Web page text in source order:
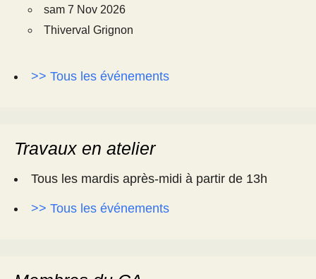
sam 7 Nov 2026
Thiverval Grignon
>> Tous les événements
Travaux en atelier
Tous les mardis après-midi à partir de 13h
>> Tous les événements